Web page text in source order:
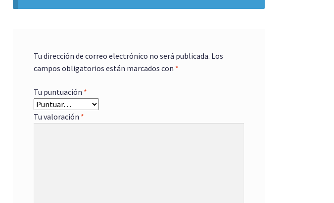
Tu dirección de correo electrónico no será publicada. Los
campos obligatorios están marcados con *
Tu puntuación *
Tu valoración *